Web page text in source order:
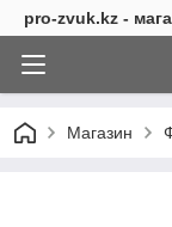
pro-zvuk.kz -
Магазин